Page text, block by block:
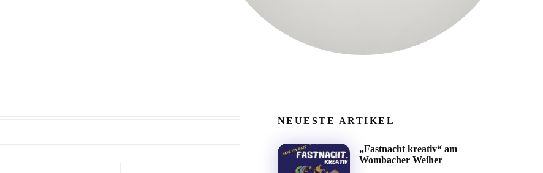
NEUESTE ARTIKEL
„Fastnacht kreativ“ am
Wombacher Weiher